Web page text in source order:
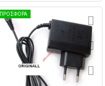
ΠΡΟΣΦΟΡΑ